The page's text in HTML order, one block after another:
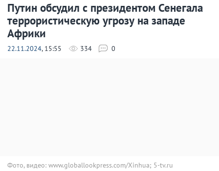
Путин обсудил с президентом Сенегала
террористическую угрозу на западе
Африки
22.11.2024, 15:55 334 0
Фото, видео: www.globallookpress.com/Xinhua; 5-tv.ru